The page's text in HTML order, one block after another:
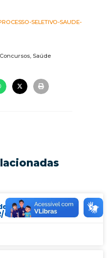
SELETIVO-SAUDE-
Concursos, Saúde
Arboviroses |
07/2026